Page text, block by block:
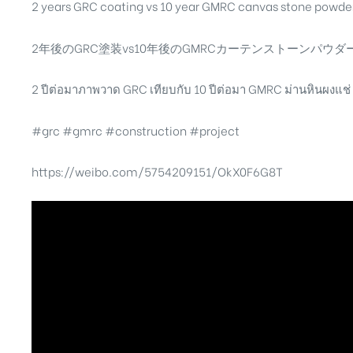
2 years GRC coating vs 10 year GMRC canvas stone
2年後のGRC塗装vs10年後のGMRCカーテンストーンパウダ
2 ปีต่อมาภาพวาด GRC เทียบกับ 10 ปีต่อมา GMRC ม่านหินผงแช่
#grc #gmrc #construction #project
https://weibo.com/5754209151/OkX0F6G8T